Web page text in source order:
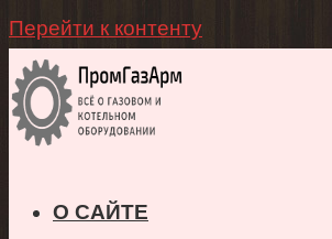
Перейти к контенту
О САЙТЕ